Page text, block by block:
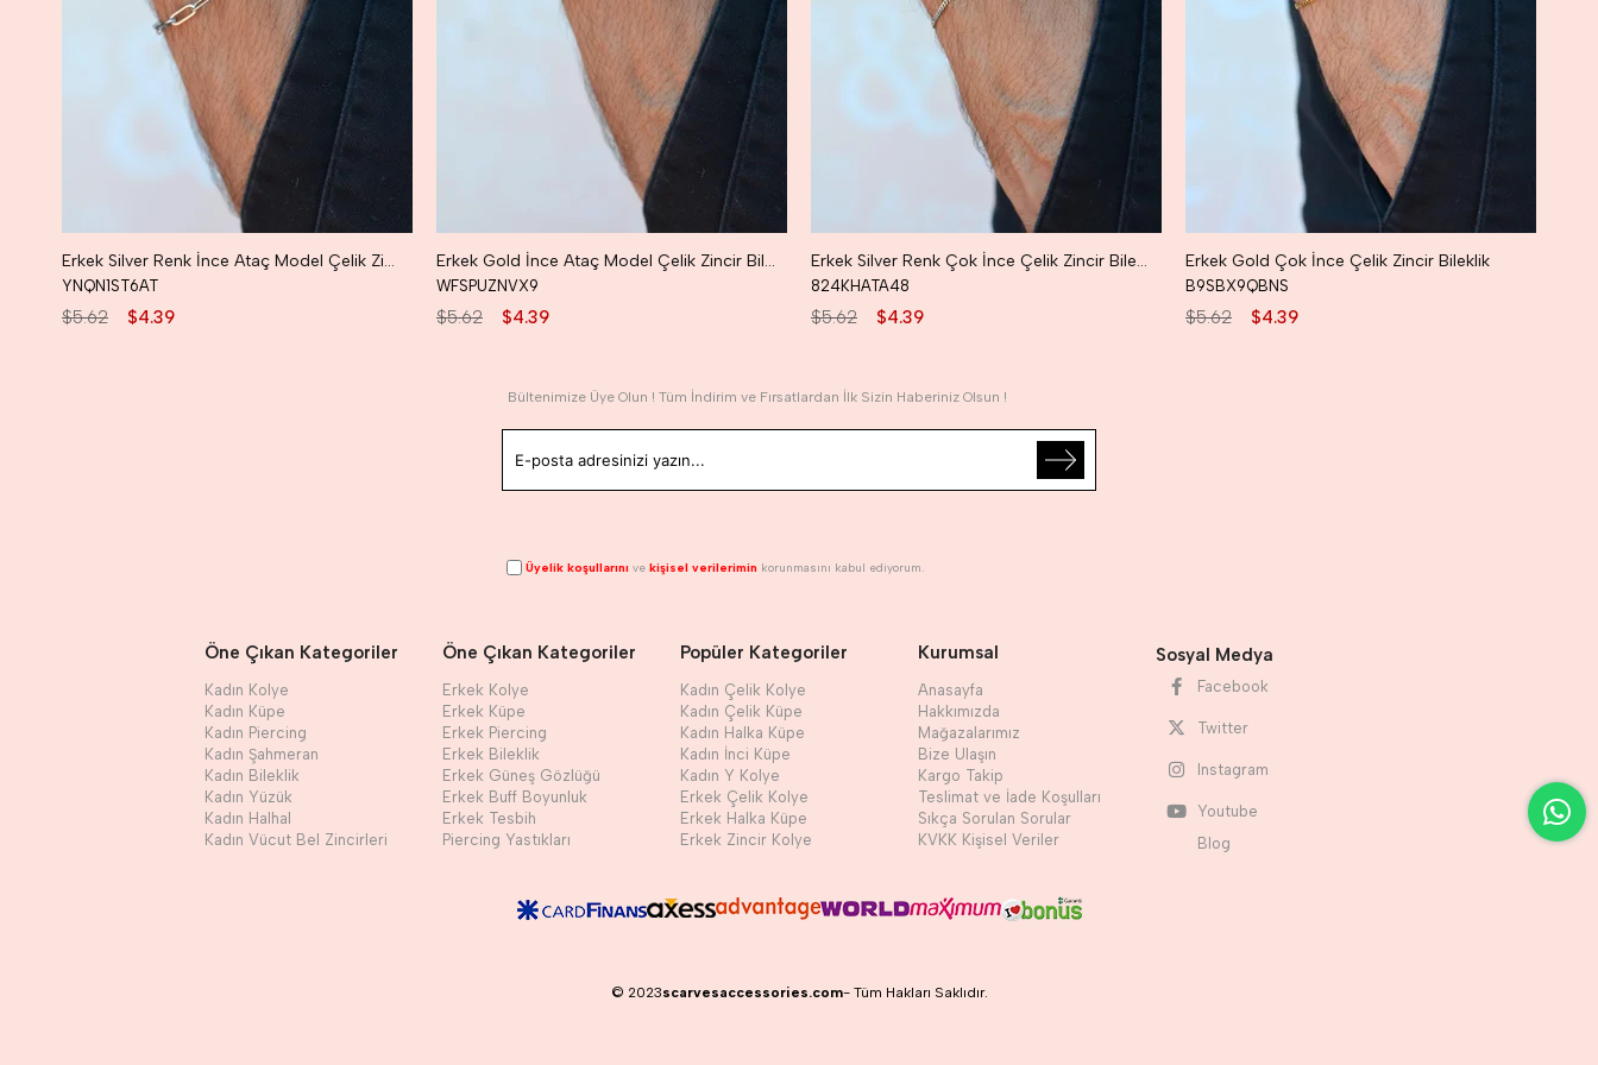
Erkek Silver Renk İnce Ataç Model Çelik Zincir Bileklik
YNQN1ST6AT
$4.39
$5.62
Erkek Gold İnce Ataç Model Çelik Zincir Bileklik
WFSPUZNVX9
$4.39
$5.62
Erkek Silver Renk Çok İnce Çelik Zincir Bileklik
824KHATA48
$4.39
$5.62
Erkek Gold Çok İnce Çelik Zincir Bileklik
B9SBX9QBNS
$4.39
$5.62
Bültenimize Üye Olun ! Tüm İndirim ve Fırsatlardan İlk Sizin Haberiniz Olsun !
Üyelik koşullarını ve kişisel verilerimin korunmasını kabul ediyorum.
Öne Çıkan Kategoriler
Kadın Kolye
Kadın Küpe
Kadın Piercing
Kadın Şahmeran
Kadın Bileklik
Kadın Yüzük
Kadın Halhal
Kadın Vücut Bel Zincirleri
Öne Çıkan Kategoriler
Erkek Kolye
Erkek Küpe
Erkek Piercing
Erkek Bileklik
Erkek Güneş Gözlüğü
Erkek Buff Boyunluk
Erkek Tesbih
Piercing Yastıkları
Popüler Kategoriler
Kadın Çelik Kolye
Kadın Çelik Küpe
Kadın Halka Küpe
Kadın İnci Küpe
Kadın Y Kolye
Erkek Çelik Kolye
Erkek Halka Küpe
Erkek Zincir Kolye
Kurumsal
Anasayfa
Hakkımızda
Mağazalarımız
Bize Ulaşın
Kargo Takip
Teslimat ve İade Koşulları
Sıkça Sorulan Sorular
KVKK Kişisel Veriler
Sosyal Medya
Facebook
Twitter
Instagram
Youtube
Blog
© 2023scarvesaccessories.com- Tüm Hakları Saklıdır.